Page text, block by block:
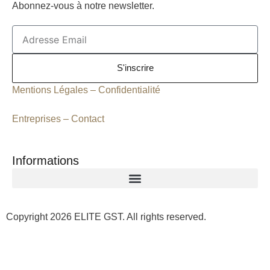
e
b
o
o
t
a
g
r
m
Abonnez-vous à notre newsletter.
S'inscrire
Mentions Légales – Confidentialité
Entreprises – Contact
Informations
Copyright 2026 ELITE GST. All rights reserved.